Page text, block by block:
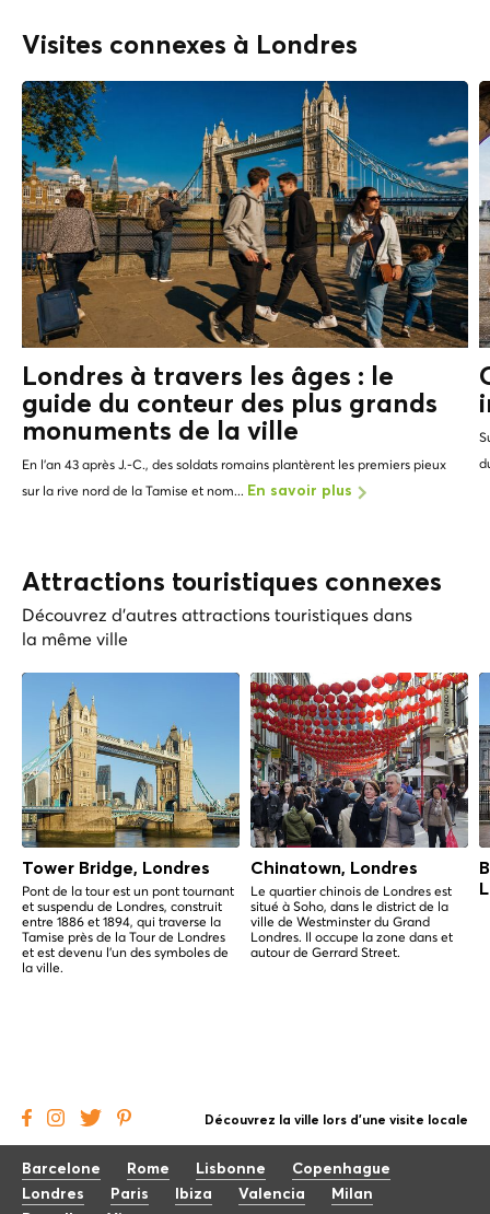
Visites connexes à Londres
Londres à travers les âges : le
guide du conteur des plus grands
monuments de la ville
En l'an 43 après J.-C., des soldats romains plantèrent les premiers pieux
sur la rive nord de la Tamise et nom... En savoir plus
Attractions touristiques connexes
Découvrez d'autres attractions touristiques dans
la même ville
Tower Bridge, Londres
Pont de la tour est un pont tournant
et suspendu de Londres, construit
entre 1886 et 1894, qui traverse la
Tamise près de la Tour de Londres
et est devenu l'un des symboles de
la ville.
Chinatown, Londres
Le quartier chinois de Londres est
situé à Soho, dans le district de la
ville de Westminster du Grand
Londres. Il occupe la zone dans et
autour de Gerrard Street.
Découvrez la ville lors d'une visite locale
Barcelone Rome Lisbonne
Copenhague
Londres
Paris Ibiza Valencia
Milan